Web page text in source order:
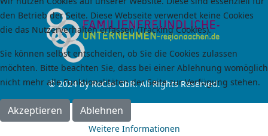
© 2024 by RoCas GbR. All Rights Reserved.
den Betrieb der Seite. Diese Webseite verwendet keine Cookies
die das Nutzerverhalten erfassen (Tracking Cookies).
Sie können selbst entscheiden, ob Sie die Cookies zulassen
möchten. Bitte beachten Sie, dass bei einer Ablehnung womöglich
nicht mehr alle Funktionalitäten der Seite zur Verfügung stehen.
Akzeptieren Ablehnen
Weitere Informationen